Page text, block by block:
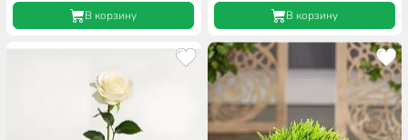
В корзину В корзину